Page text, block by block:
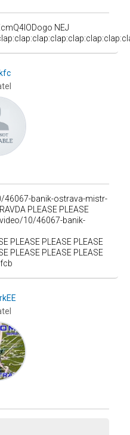
NEJ
banik-ostrava-mistr-
PLEASE PLEASE
10/46067-banik-
PLEASE PLEASE PLEASE
PLEASE PLEASE PLEASE